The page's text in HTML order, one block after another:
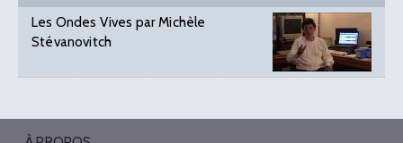
Les Ondes Vives par Michèle
Stévanovitch